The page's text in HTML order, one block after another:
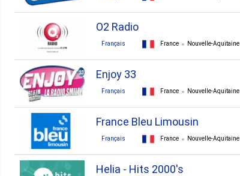
O2 Radio
Français France Nouvelle-Aquitaine
Enjoy 33
Français France Nouvelle-Aquitaine
France Bleu Limousin
Français France Nouvelle-Aquitaine
Helia - Hits 2000's